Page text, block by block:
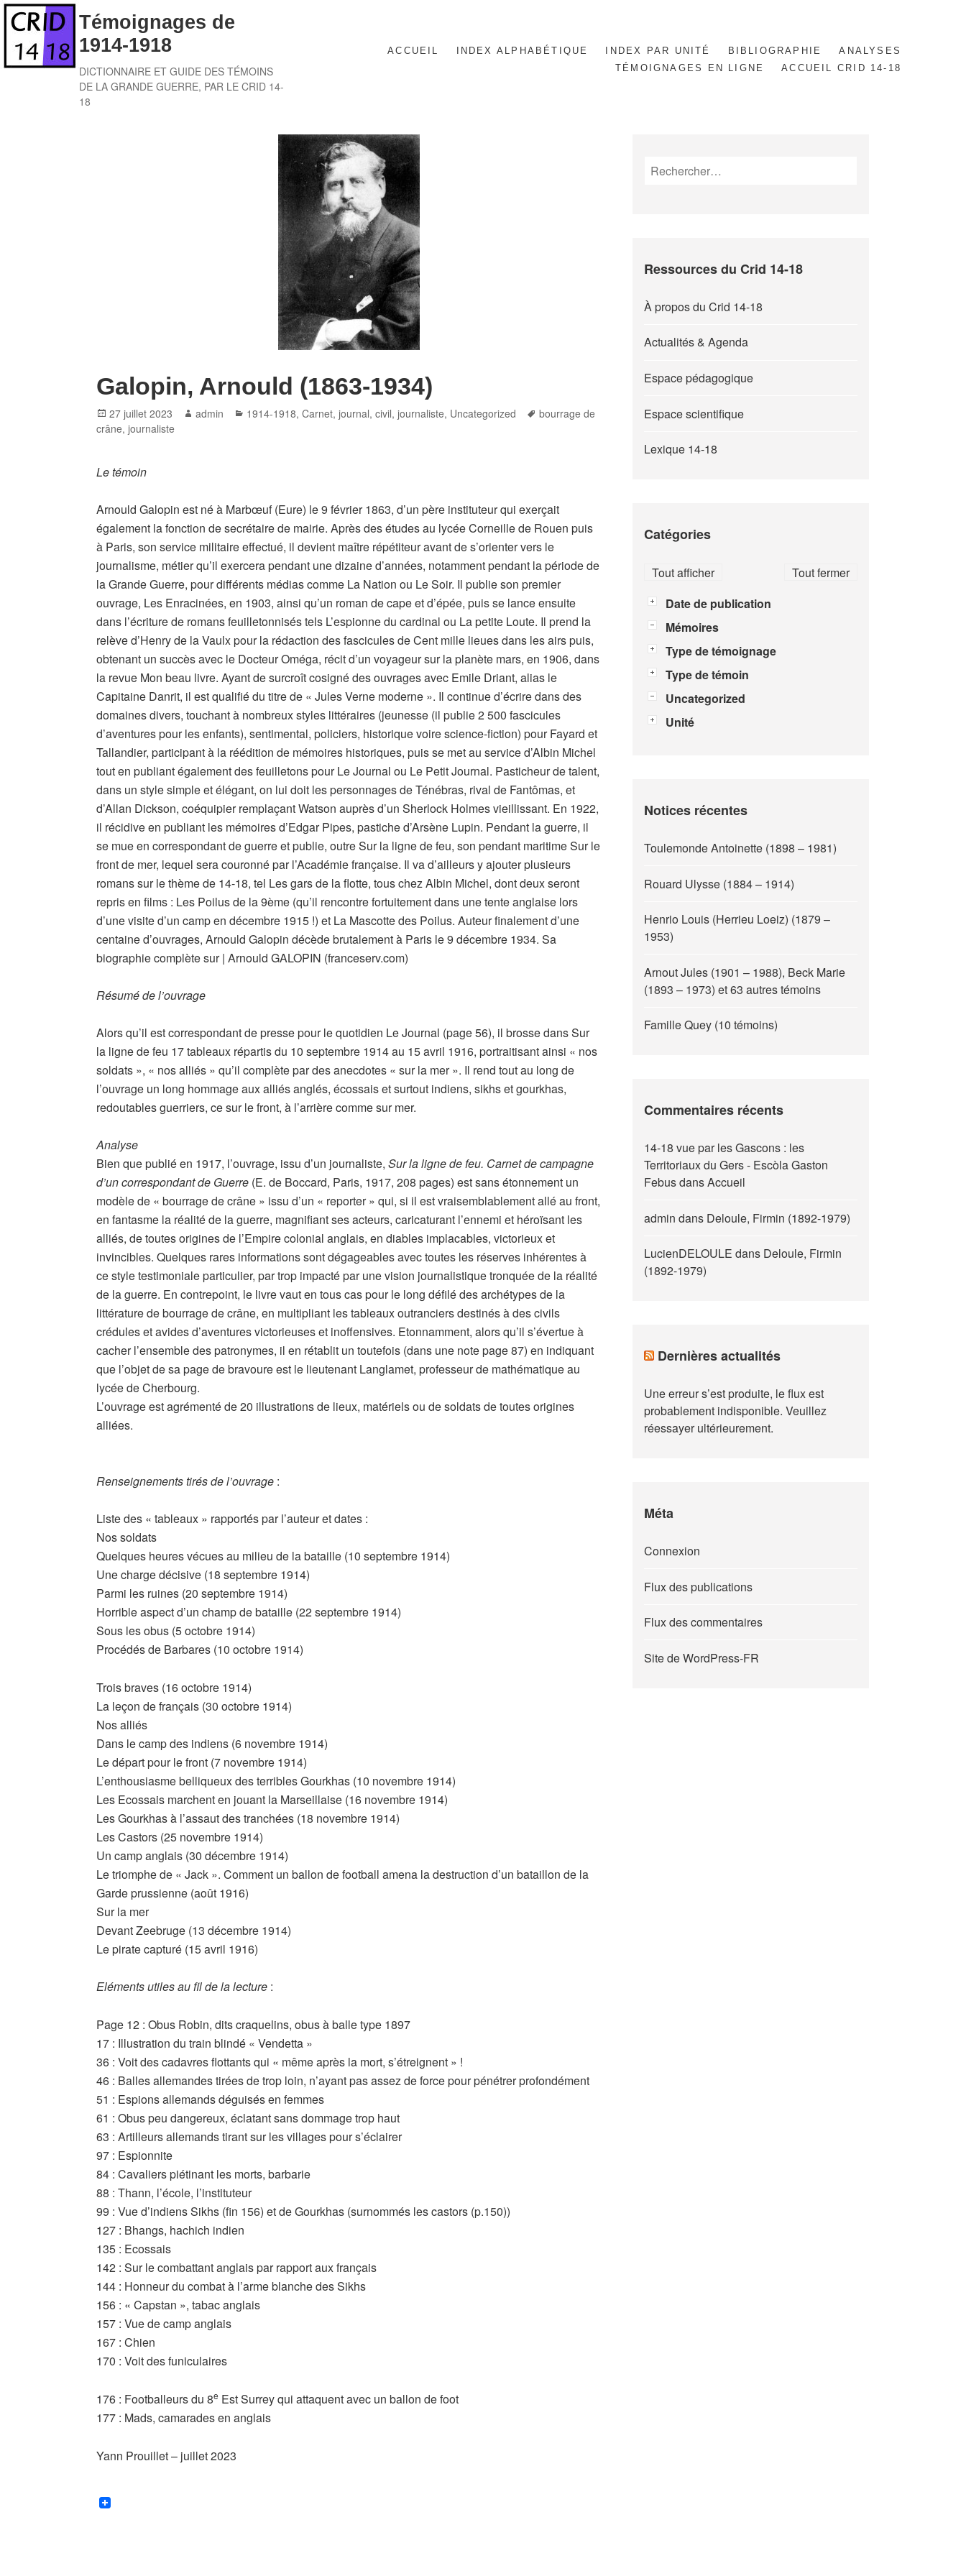
Skip
content
Témoignages de
1914-1918
DICTIONNAIRE ET GUIDE DES TÉMOINS
DE LA GRANDE GUERRE, PAR LE CRID 14-
18
ACCUEIL INDEX ALPHABÉTIQUE INDEX PAR UNITÉ BIBLIOGRAPHIE
ANALYSES
TÉMOIGNAGES EN LIGNE
ACCUEIL CRID 14-18
Galopin, Arnould (1863-1934)
Posted
on
27 juillet 2023 Author
admin Categories
1914-1918,Carnet, journal,civil,journaliste, Uncategorized Tags
bourrage de
crâne,journaliste
Le témoin
Arnould Galopin est né à Marbœuf (Eure) le 9 février 1863, d’un père instituteur qui exerçait
également la fonction de secrétaire de mairie. Après des études au lycée Corneille de Rouen puis
à Paris, son service militaire effectué, il devient maître répétiteur avant de s’orienter vers le
journalisme, métier qu’il exercera pendant une dizaine d’années, notamment pendant la période de
la Grande Guerre, pour différents médias comme La Nation ou Le Soir. Il publie son premier
ouvrage, Les Enracinées, en 1903, ainsi qu’un roman de cape et d’épée, puis se lance ensuite
dans l’écriture de romans feuilletonnisés tels L’espionne du cardinal ou La petite Loute. Il prend la
relève d’Henry de la Vaulx pour la rédaction des fascicules de Cent mille lieues dans les airs puis,
obtenant un succès avec le Docteur Oméga, récit d’un voyageur sur la planète mars, en 1906, dans
la revue Mon beau livre. Ayant de surcroît cosigné des ouvrages avec Emile Driant, alias le
Capitaine Danrit, il est qualifié du titre de « Jules Verne moderne ». Il continue d’écrire dans des
domaines divers, touchant à nombreux styles littéraires (jeunesse (il publie 2 500 fascicules
d’aventures pour les enfants), sentimental, policiers, historique voire science-fiction) pour Fayard et
Tallandier, participant à la réédition de mémoires historiques, puis se met au service d’Albin Michel
tout en publiant également des feuilletons pour Le Journal ou Le Petit Journal. Pasticheur de talent,
dans un style simple et élégant, on lui doit les personnages de Ténébras, rival de Fantômas, et
d’Allan Dickson, coéquipier remplaçant Watson auprès d’un Sherlock Holmes vieillissant. En 1922,
il récidive en publiant les mémoires d’Edgar Pipes, pastiche d’Arsène Lupin. Pendant la guerre, il
se mue en correspondant de guerre et publie, outre Sur la ligne de feu, son pendant maritime Sur le
front de mer, lequel sera couronné par l’Académie française. Il va d’ailleurs y ajouter plusieurs
romans sur le thème de 14-18, tel Les gars de la flotte, tous chez Albin Michel, dont deux seront
repris en films : Les Poilus de la 9ème (qu’il rencontre fortuitement dans une tente anglaise lors
d’une visite d’un camp en décembre 1915 !) et La Mascotte des Poilus. Auteur finalement d’une
centaine d’ouvrages, Arnould Galopin décède brutalement à Paris le 9 décembre 1934. Sa
biographie complète sur | Arnould GALOPIN (franceserv.com)
Résumé de l’ouvrage
Alors qu’il est correspondant de presse pour le quotidien Le Journal (page 56), il brosse dans Sur
la ligne de feu 17 tableaux répartis du 10 septembre 1914 au 15 avril 1916, portraitisant ainsi « nos
soldats », « nos alliés » qu’il complète par des anecdotes « sur la mer ». Il rend tout au long de
l’ouvrage un long hommage aux alliés anglés, écossais et surtout indiens, sikhs et gourkhas,
redoutables guerriers, ce sur le front, à l’arrière comme sur mer.
Analyse
Bien que publié en 1917, l’ouvrage, issu d’un journaliste,Sur la ligne de feu. Carnet de campagne
d’un correspondant de Guerre (E. de Boccard, Paris, 1917, 208 pages) est sans étonnement un
modèle de « bourrage de crâne » issu d’un « reporter » qui, si il est vraisemblablement allé au front,
en fantasme la réalité de la guerre, magnifiant ses acteurs, caricaturant l’ennemi et héroïsant les
alliés, de toutes origines de l’Empire colonial anglais, en diables implacables, victorieux et
invincibles. Quelques rares informations sont dégageables avec toutes les réserves inhérentes à
ce style testimoniale particulier, par trop impacté par une vision journalistique tronquée de la réalité
de la guerre. En contrepoint, le livre vaut en tous cas pour le long défilé des archétypes de la
littérature de bourrage de crâne, en multipliant les tableaux outranciers destinés à des civils
crédules et avides d’aventures victorieuses et inoffensives. Etonnamment, alors qu’il s’évertue à
cacher l’ensemble des patronymes, il en rétablit un toutefois (dans une note page 87) en indiquant
que l’objet de sa page de bravoure est le lieutenant Langlamet, professeur de mathématique au
lycée de Cherbourg.
L’ouvrage est agrémenté de 20 illustrations de lieux, matériels ou de soldats de toutes origines
alliées.
Renseignements tirés de l’ouvrage :
Liste des « tableaux » rapportés par l’auteur et dates :
Nos soldats
Quelques heures vécues au milieu de la bataille (10 septembre 1914)
Une charge décisive (18 septembre 1914)
Parmi les ruines (20 septembre 1914)
Horrible aspect d’un champ de bataille (22 septembre 1914)
Sous les obus (5 octobre 1914)
Procédés de Barbares (10 octobre 1914)
Trois braves (16 octobre 1914)
La leçon de français (30 octobre 1914)
Nos alliés
Dans le camp des indiens (6 novembre 1914)
Le départ pour le front (7 novembre 1914)
L’enthousiasme belliqueux des terribles Gourkhas (10 novembre 1914)
Les Ecossais marchent en jouant la Marseillaise (16 novembre 1914)
Les Gourkhas à l’assaut des tranchées (18 novembre 1914)
Les Castors (25 novembre 1914)
Un camp anglais (30 décembre 1914)
Le triomphe de « Jack ». Comment un ballon de football amena la destruction d’un bataillon de la
Garde prussienne (août 1916)
Sur la mer
Devant Zeebruge (13 décembre 1914)
Le pirate capturé (15 avril 1916)
Eléments utiles au fil de la lecture :
Page 12 : Obus Robin, dits craquelins, obus à balle type 1897
17 : Illustration du train blindé « Vendetta »
36 : Voit des cadavres flottants qui « même après la mort, s’étreignent » !
46 : Balles allemandes tirées de trop loin, n’ayant pas assez de force pour pénétrer profondément
51 : Espions allemands déguisés en femmes
61 : Obus peu dangereux, éclatant sans dommage trop haut
63 : Artilleurs allemands tirant sur les villages pour s’éclairer
97 : Espionnite
84 : Cavaliers piétinant les morts, barbarie
88 : Thann, l’école, l’instituteur
99 : Vue d’indiens Sikhs (fin 156) et de Gourkhas (surnommés les castors (p.150))
127 : Bhangs, hachich indien
135 : Ecossais
142 : Sur le combattant anglais par rapport aux français
144 : Honneur du combat à l’arme blanche des Sikhs
156 : « Capstan », tabac anglais
157 : Vue de camp anglais
167 : Chien
170 : Voit des funiculaires
176 : Footballeurs du 8e Est Surrey qui attaquent avec un ballon de foot
177 : Mads, camarades en anglais
Yann Prouillet – juillet 2023
Rechercher :
Ressources du Crid 14-18
À propos du Crid 14-18
Actualités & Agenda
Espace pédagogique
Espace scientifique
Lexique 14-18
Catégories
Tout fermer
Tout afficher
Date de publication
Mémoires
Type de témoignage
Type de témoin
Uncategorized
Unité
Notices récentes
Toulemonde Antoinette (1898 – 1981)
Rouard Ulysse (1884 – 1914)
Henrio Louis (Herrieu Loeiz) (1879 –
1953)
Arnout Jules (1901 – 1988), Beck Marie
(1893 – 1973) et 63 autres témoins
Famille Quey (10 témoins)
Commentaires récents
14-18 vue par les Gascons : les
Territoriaux du Gers - Escòla Gaston
FebusdansAccueil
admin dans Deloule, Firmin (1892-1979)
LucienDELOULE dans Deloule, Firmin
(1892-1979)
Dernières actualités
Une erreur s’est produite, le flux est
probablement indisponible. Veuillez
réessayer ultérieurement.
Méta
Connexion
Flux des publications
Flux des commentaires
Site de WordPress-FR